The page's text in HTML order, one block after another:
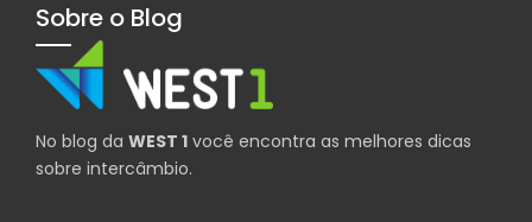
Sobre o Blog
No blog da WEST 1 você encontra as melhores dicas
sobre intercâmbio.